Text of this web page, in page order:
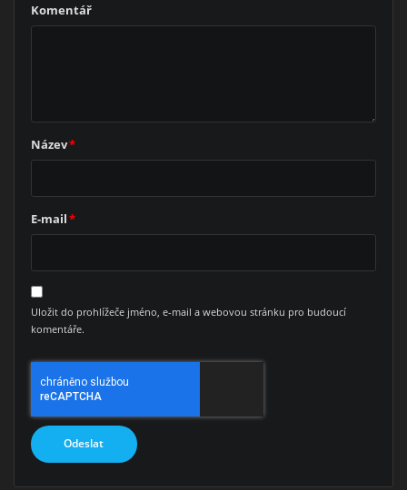
Komentář
Název*
E-mail*
Uložit do prohlížeče jméno, e-mail a webovou stránku pro budoucí
komentáře.